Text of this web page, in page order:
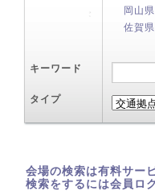
岡山県
佐賀県
キーワード
タイプ
会場の検索は有料サー
検索をするには会員ロ